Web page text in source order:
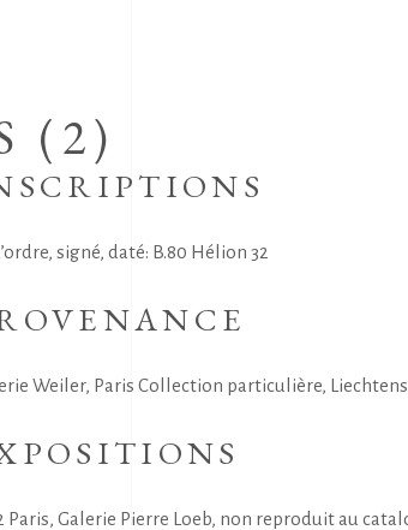
(2)
signé, daté: B.80 Hélion 32
Weiler, Paris Collection particulière,
Paris, Galerie Pierre Loeb, non reproduit au